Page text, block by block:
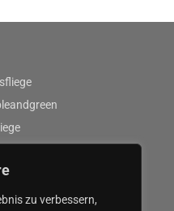
zu verbessern,